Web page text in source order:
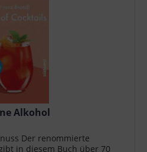
Alkohol
Der renommierte
in diesem Buch über 70